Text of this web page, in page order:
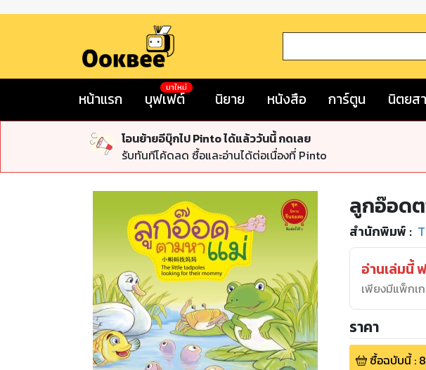
หน้าแรก บุฟเฟต์
มาใหม่
นิยาย หนังสือ การ์ตูน นิตยส
โอนย้ายอีบุ๊กไป Pinto ได้แล้ววันนี้ กดเลย
รับทันทีโค้ดลด ซื้อและอ่านได้ต่อเนื่องที่ Pinto
ลูกอ๊อด
สำนักพิมพ์ :
อ่านเล่มนี้
เพียงมีแพ็กเ
ราคา
ซื้อฉบับนี้: